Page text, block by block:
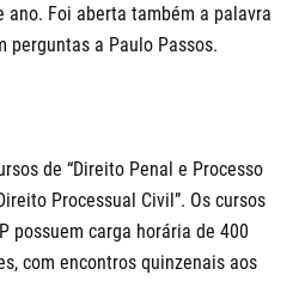
ano. Foi aberta também a palavra
perguntas a Paulo Passos.
de “Direito Penal e Processo
Processual Civil”. Os cursos
possuem carga horária de 400
com encontros quinzenais aos